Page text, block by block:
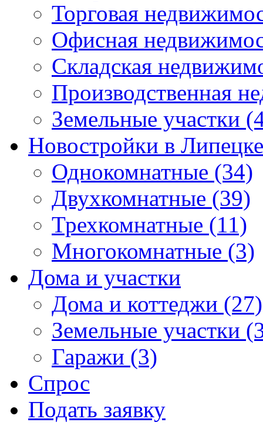
Торговая
Офисная
Складская
Производственная
Земельные участки
Новостройки в Липецке
Однокомнатные (34)
Двухкомнатные (39)
Трехкомнатные (11)
Многокомнатные (3)
Дома и участки
Дома и коттеджи (27)
Земельные участки
Гаражи (3)
Спрос
Подать заявку